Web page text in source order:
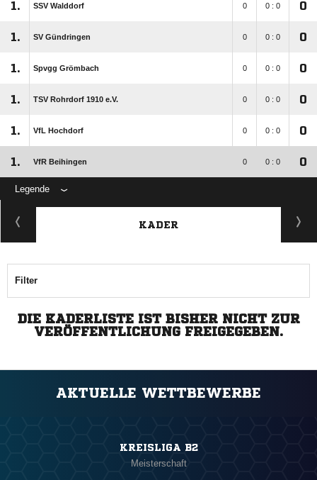
1. SSV Walddorf 0 0 : 0 0
1. SV Gündringen 0 0 : 0 0
1. Spvgg Grömbach 0 0 : 0 0
1. TSV Rohrdorf 1910 e.V. 0 0 : 0 0
1. VfL Hochdorf 0 0 : 0 0
1. VfR Beihingen 0 0 : 0 0
Legende
KADER
Filter
DIE KADERLISTE IST BISHER NICHT ZUR
VERÖFFENTLICHUNG FREIGEGEBEN.
AKTUELLE WETTBEWERBE
KREISLIGA B2
Meisterschaft